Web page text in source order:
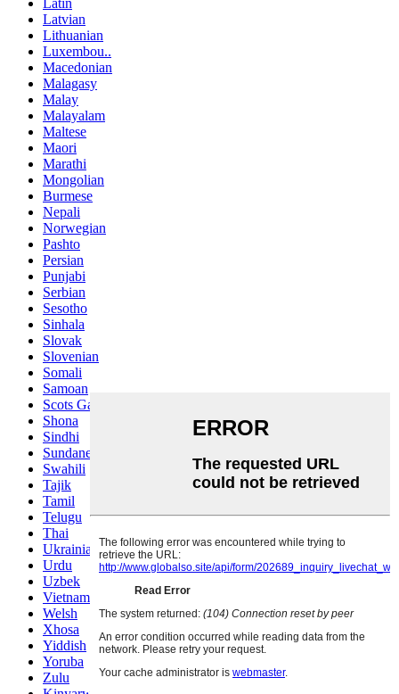
Latvian
Lithuanian
Luxembou..
Macedonian
Malagasy
Malay
Malayalam
Maltese
Maori
Marathi
Mongolian
Burmese
Nepali
Norwegian
Pashto
Persian
Punjabi
Serbian
Sesotho
Sinhala
Slovak
Slovenian
Somali
Samoan
Scots Gaelic
Shona
Sindhi
Sundanese
Swahili
Tajik
Tamil
Telugu
Thai
Ukrainian
Urdu
Uzbek
Vietnamese
Welsh
Xhosa
Yiddish
Yoruba
Zulu